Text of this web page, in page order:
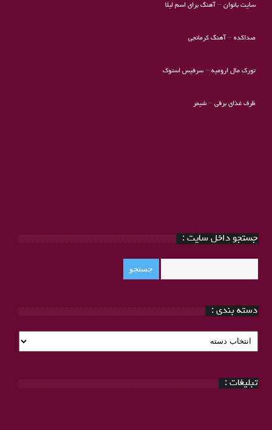
سایت بانوان– آهنگ برای اسم لیلا
صداکده– آهنگ کرمانجی
تورک مال ارومیه–سرفیس استوک
ظرف غذای برقی– شیمر
جستجو داخل سایت :
دسته بندی :
دسته
بندی
تبلیغات :